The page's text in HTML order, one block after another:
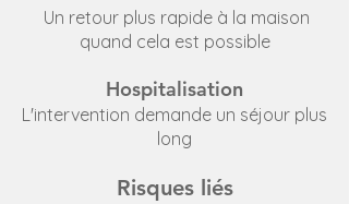
Un retour plus rapide à la maison
quand cela est possible
Hospitalisation
L'intervention demande un séjour plus
long
Risques liés